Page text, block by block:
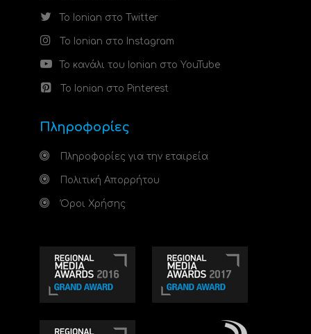
Το Ionian στο Twitter
Το Ionian στο Instagram
Το κανάλι του Ionian στο YouTube
Το Ionian στο Pinterest
Πληροφορίες
Πληροφορίες για την εταιρεία
Πολιτική Απορρήτου
Όροι Χρήσης